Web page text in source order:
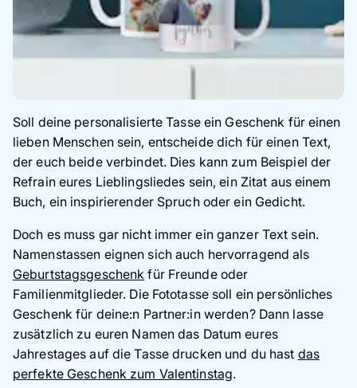
Soll deine personalisierte Tasse ein Geschenk für einen
lieben Menschen sein, entscheide dich für einen Text,
der euch beide verbindet. Dies kann zum Beispiel der
Refrain eures Lieblingsliedes sein, ein Zitat aus einem
Buch, ein inspirierender Spruch oder ein Gedicht.
Doch es muss gar nicht immer ein ganzer Text sein.
Namenstassen eignen sich auch hervorragend als
Geburtstagsgeschenk für Freunde oder
Familienmitglieder. Die Fototasse soll ein persönliches
Geschenk für deine:n Partner:in werden? Dann lasse
zusätzlich zu euren Namen das Datum eures
Jahrestages auf die Tasse drucken und du hast das
perfekte Geschenk zum Valentinstag.